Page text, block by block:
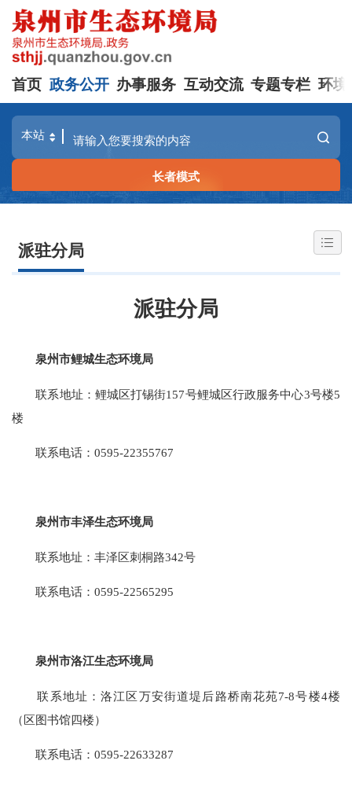
首页 政务公开 办事服务 互动交流 专题专栏 环境
长者模式
派驻分局
派驻分局
泉州市鲤城生态环境局
联系地址：鲤城区打锡街157号鲤城区行政服务中心3号楼5
楼
联系电话：0595-22355767
泉州市丰泽生态环境局
联系地址：丰泽区刺桐路342号
联系电话：0595-22565295
泉州市洛江生态环境局
联系地址：洛江区万安街道堤后路桥南花苑7-8号楼4楼
（区图书馆四楼）
联系电话：0595-22633287